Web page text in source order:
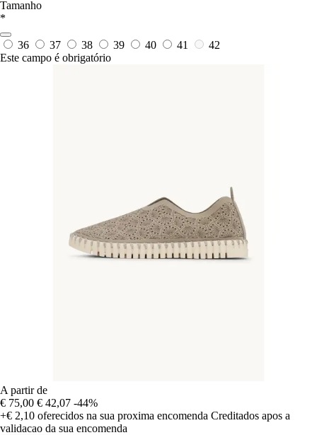
Tamanho
*
36 37 38 39 40 41
42
Este campo é obrigatório
A partir de
€ 75,00 € 42,07 -44%
+€ 2,10 oferecidos na sua proxima encomenda Creditados apos a
validacao da sua encomenda